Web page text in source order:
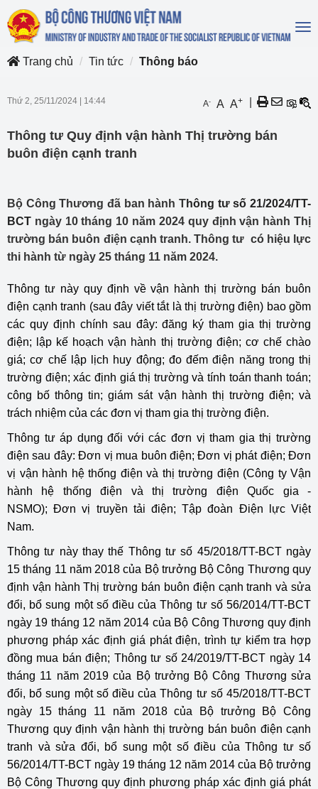
Trang chủ
Tin tức Thông báo
Thứ 2, 25/11/2024 14:44 A- A A+
Thông tư Quy định vận hành Thị trường bán
buôn điện cạnh tranh
Bộ Công Thương đã ban hành Thông tư số 21/2024/TT-
BCT ngày 10 tháng 10 năm 2024 quy định vận hành Thị
trường bán buôn điện cạnh tranh. Thông tư có hiệu lực
thi hành từ ngày 25 tháng 11 năm 2024.
Thông tư này quy định về vận hành thị trường bán buôn
điện cạnh tranh (sau đây viết tắt là thị trường điện) bao gồm
các quy định chính sau đây: đăng ký tham gia thị trường
điện; lập kế hoạch vận hành thị trường điện; cơ chế chào
giá; cơ chế lập lịch huy động; đo đếm điện năng trong thị
trường điện; xác định giá thị trường và tính toán thanh toán;
công bố thông tin; giám sát vận hành thị trường điện; và
trách nhiệm của các đơn vị tham gia thị trường điện.
Thông tư áp dụng đối với các đơn vị tham gia thị trường
điện sau đây: Đơn vị mua buôn điện; Đơn vị phát điện; Đơn
vị vận hành hệ thống điện và thị trường điện (Công ty Vận
hành hệ thống điện và thị trường điện Quốc gia -
NSMO); Đơn vị truyền tải điện; Tập đoàn Điện lực Việt
Nam.
Thông tư này thay thế Thông tư số 45/2018/TT-BCT ngày
15 tháng 11 năm 2018 của Bộ trưởng Bộ Công Thương quy
định vận hành Thị trường bán buôn điện cạnh tranh và sửa
đổi, bổ sung một số điều của Thông tư số 56/2014/TT-BCT
ngày 19 tháng 12 năm 2014 của Bộ Công Thương quy định
phương pháp xác định giá phát điện, trình tự kiểm tra hợp
đồng mua bán điện; Thông tư số 24/2019/TT-BCT ngày 14
tháng 11 năm 2019 của Bộ trưởng Bộ Công Thương sửa
đổi, bổ sung một số điều của Thông tư số 45/2018/TT-BCT
ngày 15 tháng 11 năm 2018 của Bộ trưởng Bộ Công
Thương quy định vận hành thị trường bán buôn điện cạnh
tranh và sửa đổi, bổ sung một số điều của Thông tư số
56/2014/TT-BCT ngày 19 tháng 12 năm 2014 của Bộ trưởng
Bộ Công Thương quy định phương pháp xác định giá phát